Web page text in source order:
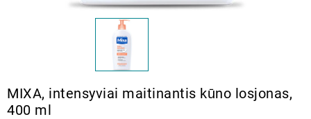
MIXA, intensyviai maitinantis kūno losjonas,
400 ml